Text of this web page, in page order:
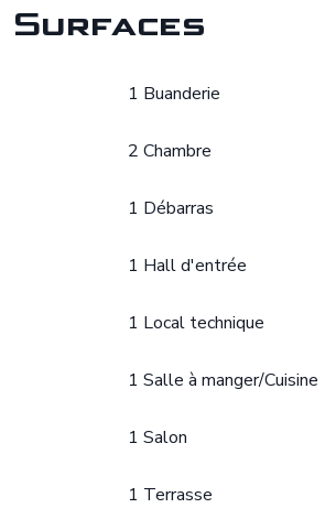
Surfaces
1 Buanderie
2 Chambre
1 Débarras
1 Hall d'entrée
1 Local technique
1 Salle à manger/Cuisine
1 Salon
1 Terrasse